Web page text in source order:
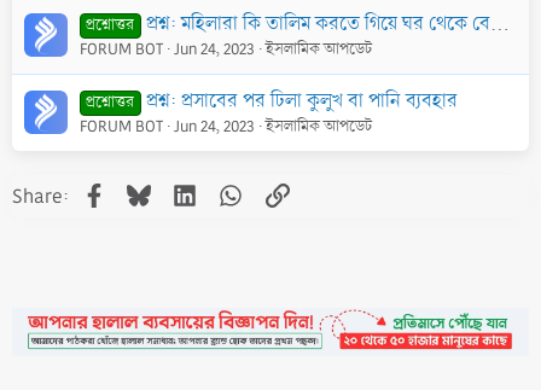
প্রশ্নোত্তর প্রশ্ন: মহিলারা কি তালিম করতে গিয়ে ঘর থেকে বের হতে পারবে ? তারা কিভাবে দ্বীন প্রচার করবে ?
FORUM BOT Jun 24, 2023 ইসলামিক আপডেট
প্রশ্নোত্তর প্রশ্ন: প্রসাবের পর ঢিলা কুলুখ বা পানি ব্যবহার
FORUM BOT Jun 24, 2023 ইসলামিক আপডেট
Share: Facebook
BlueskyLinkedInWhatsApp
Link